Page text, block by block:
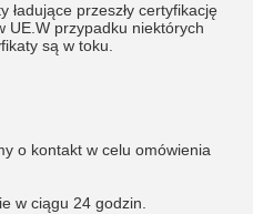
ładujące przeszły certyfikację
UE.W przypadku niektórych
są w toku.
o kontakt w celu omówienia
w ciągu 24 godzin.